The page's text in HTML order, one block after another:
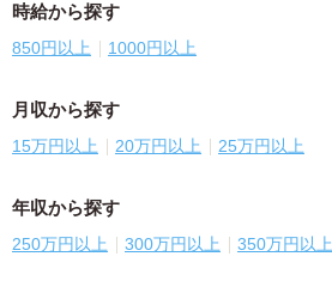
時給から探す
850円以上 1000円以上
月収から探す
15万円以上 20万円以上 25万円以上
年収から探す
250万円以上 300万円以上 350万円以上